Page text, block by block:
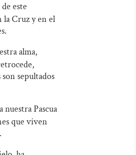
este
la Cruz y en el
alma,
sepultados
nuestra Pascua
que viven